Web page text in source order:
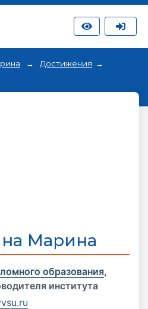
Достижения
Марина
образования,
института